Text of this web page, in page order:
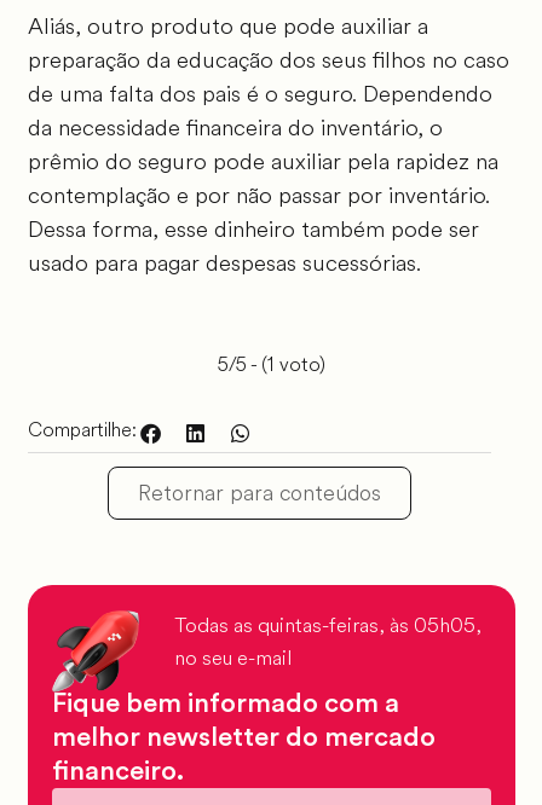
Aliás, outro produto que pode auxiliar a
preparação da educação dos seus filhos no caso
de uma falta dos pais é o seguro. Dependendo
da necessidade financeira do inventário, o
prêmio do seguro pode auxiliar pela rapidez na
contemplação e por não passar por inventário.
Dessa forma, esse dinheiro também pode ser
usado para pagar despesas sucessórias.
5/5 - (1 voto)
Compartilhe:
Retornar para conteúdos
Todas as quintas-feiras, às 05h05,
no seu e-mail
Fique bem informado com a
melhor newsletter do mercado
financeiro.